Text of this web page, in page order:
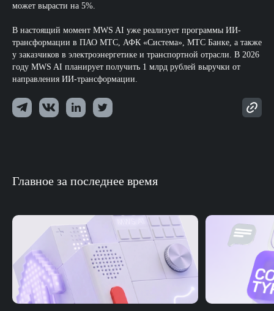
может вырасти на 5%.
В настоящий момент MWS AI уже реализует программы ИИ-
трансформации в ПАО МТС, АФК «Система», МТС Банке, а также
у заказчиков в электроэнергетике и транспортной отрасли. В 2026
году MWS AI планирует получить 1 млрд рублей выручки от
направления ИИ-трансформации.
Главное за последнее время